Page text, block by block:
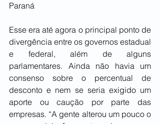
Paraná
Esse era até agora o principal ponto de
divergência entre os governos estadual
e federal, além de alguns
parlamentares. Ainda não havia um
consenso sobre o percentual de
desconto e nem se seria exigido um
aporte ou caução por parte das
empresas. “A gente alterou um pouco o